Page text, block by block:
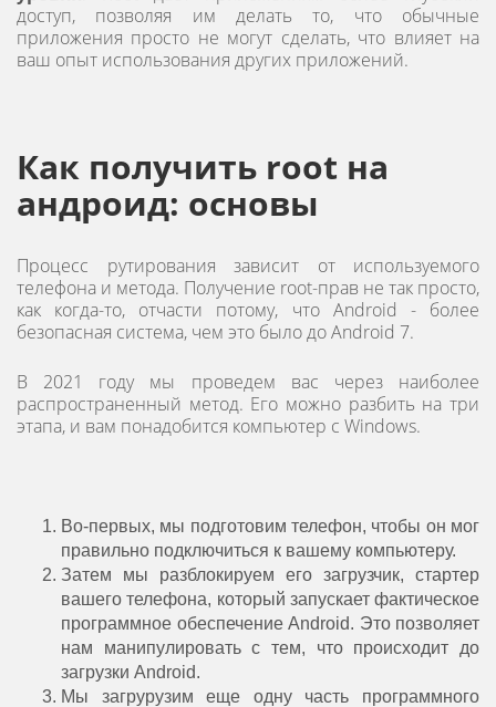
доступ, позволяя им делать то, что обычные
приложения просто не могут сделать, что влияет на
ваш опыт использования других приложений.
Как получить root на
андроид: основы
Процесс рутирования зависит от используемого
телефона и метода. Получение root-прав не так просто,
как когда-то, отчасти потому, что Android - более
безопасная система, чем это было до Android 7.
В 2021 году мы проведем вас через наиболее
распространенный метод. Его можно разбить на три
этапа, и вам понадобится компьютер с Windows.
Во-первых, мы подготовим телефон, чтобы он мог
правильно подключиться к вашему компьютеру.
Затем мы разблокируем его загрузчик, стартер
вашего телефона, который запускает фактическое
программное обеспечение Android. Это позволяет
нам манипулировать с тем, что происходит до
загрузки Android.
Мы загруpузим еще одну часть программного